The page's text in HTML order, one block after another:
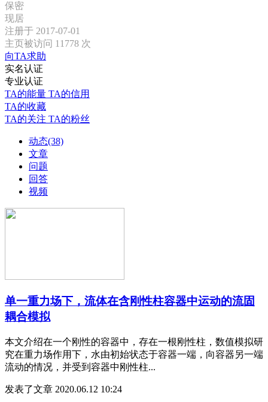
保密
现居
注册于 2017-07-01
主页被访问 11778 次
向TA求助
实名认证
专业认证
TA的能量 TA的信用
TA的收藏
TA的关注 TA的粉丝
动态(38)
文章
问题
回答
视频
单一重力场下，流体在含刚性柱容器中运动的流固
耦合模拟
本文介绍在一个刚性的容器中，存在一根刚性柱，数值模拟研
究在重力场作用下，水由初始状态于容器一端，向容器另一端
流动的情况，并受到容器中刚性柱...
发表了文章 2020.06.12 10:24